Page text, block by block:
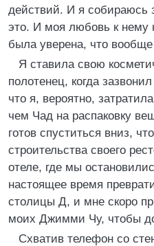
действий. И я собираюсь
это. И моя любовь к нему
была уверена, что
Я ставила свою
полотенец, когда
что я, вероятно,
чем Чад на распаковку
готов спуститься вниз,
строительства своего
отеле, где мы
настоящее время
столицы Д, и мне скоро
моих Джимми Чу, чтобы
Схватив телефон со